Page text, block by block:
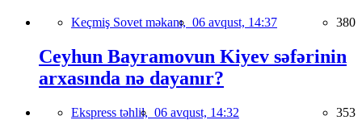
Keçmiş Sovet məkanı, 06 avqust, 14:37 380
Ceyhun Bayramovun Kiyev səfərinin
arxasında nə dayanır?
Ekspress təhlil, 06 avqust, 14:32 353